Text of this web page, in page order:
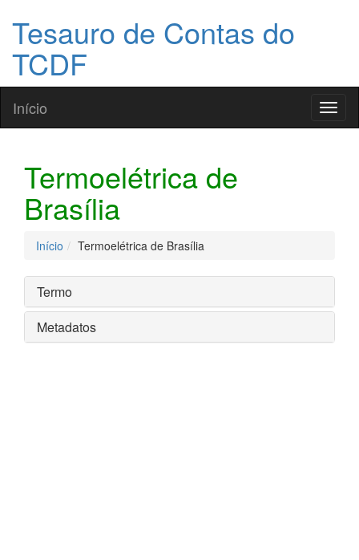
Tesauro de Contas do
TCDF
Início
Termoelétrica de
Brasília
Início Termoelétrica de Brasília
Termo
Metadatos